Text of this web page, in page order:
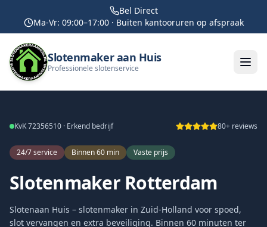
Bel Direct
Ma-Vr: 09:00–17:00 · Buiten kantooruren op afspraak
Slotenmaker aan Huis
Professionele slotenservice
KvK 72356510 · Erkend bedrijf 80+ reviews
24/7 service Binnen 60 min Vaste prijs
Slotenmaker Rotterdam
Slotenaan Huis – slotenmaker in Zuid-Holland voor spoed,
slot vervangen en extra beveiliging. Binnen 60 minuten ter